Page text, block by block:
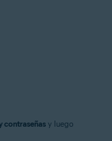
contraseñas y luego